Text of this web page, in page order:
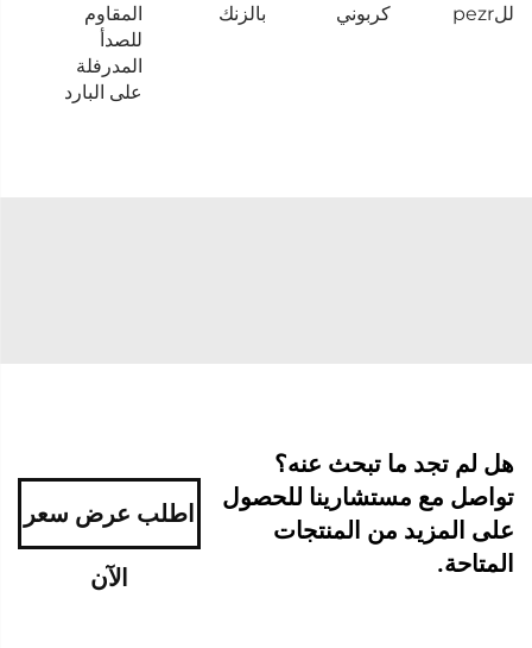
للpezr
كربوني
بالزنك
المقاوم
للصدأ
المدرفلة
على البارد
هل لم تجد ما تبحث عنه؟
تواصل مع مستشارينا للحصول
على المزيد من المنتجات
المتاحة.
اطلب عرض سعر
الآن